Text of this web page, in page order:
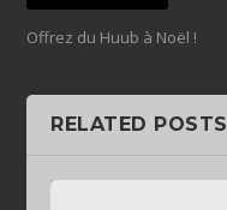
Offrez du Huub à Noël !
RELATED POSTS